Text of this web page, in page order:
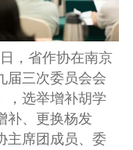
，省作协在南京
届三次委员会会
，选举增补胡学
补、更换杨发
主席团成员、委